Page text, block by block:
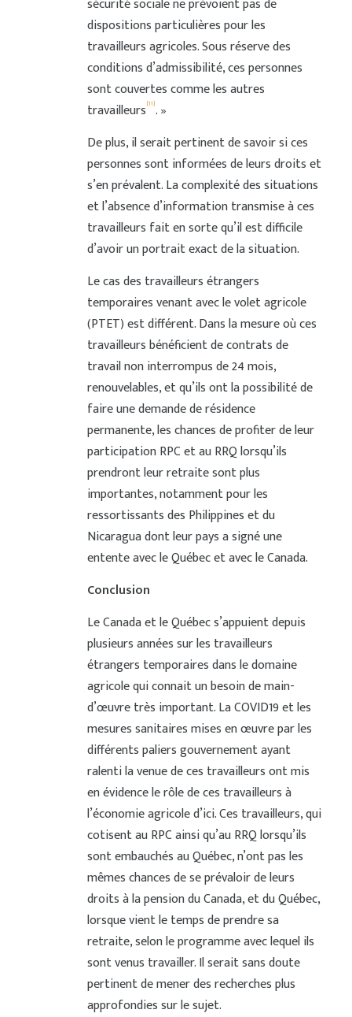
dispositions particulières pour les
travailleurs agricoles. Sous réserve des
conditions d’admissibilité, ces personnes
sont couvertes comme les autres
travailleurs[11]. »
De plus, il serait pertinent de savoir si ces
personnes sont informées de leurs droits et
s’en prévalent. La complexité des situations
et l’absence d’information transmise à ces
travailleurs fait en sorte qu’il est difficile
d’avoir un portrait exact de la situation.
Le cas des travailleurs étrangers
temporaires venant avec le volet agricole
(PTET) est différent. Dans la mesure où ces
travailleurs bénéficient de contrats de
travail non interrompus de 24 mois,
renouvelables, et qu’ils ont la possibilité de
faire une demande de résidence
permanente, les chances de profiter de leur
participation RPC et au RRQ lorsqu’ils
prendront leur retraite sont plus
importantes, notamment pour les
ressortissants des Philippines et du
Nicaragua dont leur pays a signé une
entente avec le Québec et avec le Canada.
Conclusion
Le Canada et le Québec s’appuient depuis
plusieurs années sur les travailleurs
étrangers temporaires dans le domaine
agricole qui connait un besoin de main-
d’œuvre très important. La COVID19 et les
mesures sanitaires mises en œuvre par les
différents paliers gouvernement ayant
ralenti la venue de ces travailleurs ont mis
en évidence le rôle de ces travailleurs à
l’économie agricole d’ici. Ces travailleurs, qui
cotisent au RPC ainsi qu’au RRQ lorsqu’ils
sont embauchés au Québec, n’ont pas les
mêmes chances de se prévaloir de leurs
droits à la pension du Canada, et du Québec,
lorsque vient le temps de prendre sa
retraite, selon le programme avec lequel ils
sont venus travailler. Il serait sans doute
pertinent de mener des recherches plus
approfondies sur le sujet.